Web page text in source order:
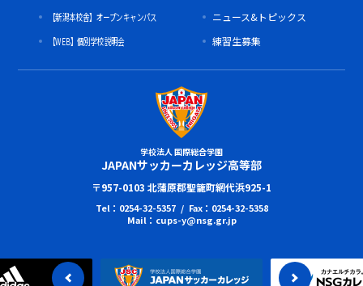
【新潟本校舎】オープンキャンパス
【WEB】個別学校説明会
ニュース&トピックス
練習生募集
学校法人 国際総合学園
JAPANサッカーカレッジ高等部
〒957-0103 北蒲原郡聖籠町網代浜925-1
Tel：0254-32-5357 / Fax：0254-32-5358
Mail：cups-y@nsg.gr.jp